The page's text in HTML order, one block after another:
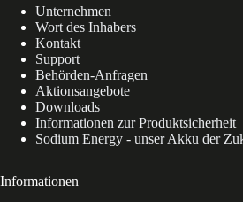
Unternehmen
Wort des Inhabers
Kontakt
Support
Behörden-Anfragen
Aktionsangebote
Downloads
Informationen zur Produktsicherheit
Sodium Energy - unser Akku der
Informationen